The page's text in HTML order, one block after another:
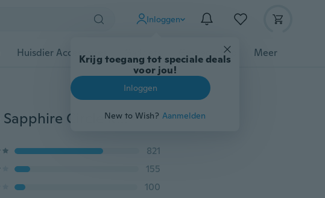
Inloggen
Krijg toegang tot speciale deals
voor jou!
Inloggen
New to Wish? Aanmelden
Huisdier Accessoires Gereedschap Meer
925 Sterling zilver Forever Love Hearts White Sapphire Circle Round Finger Rings for Women Wedding Engagement Jewelry maat 6-10
821
155
100